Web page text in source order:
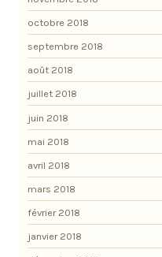
octobre 2018
septembre 2018
août 2018
juillet 2018
juin 2018
mai 2018
avril 2018
mars 2018
février 2018
janvier 2018